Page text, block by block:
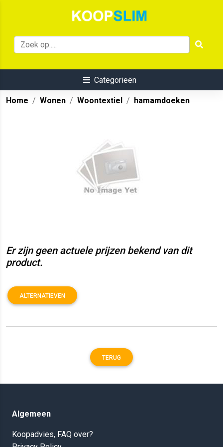
Categorieën
Home Wonen Woontextiel hamamdoeken
Er zijn geen actuele prijzen bekend van dit
product.
ALTERNATIEVEN
TERUG
Algemeen
Koopadvies, FAQ over?